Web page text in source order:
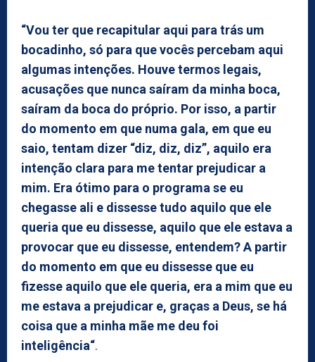
“Vou ter que recapitular aqui para trás um
bocadinho, só para que vocês percebam aqui
algumas intenções. Houve termos legais,
acusações que nunca saíram da minha boca,
saíram da boca do próprio. Por isso, a partir
do momento em que numa gala, em que eu
saio, tentam dizer “diz, diz, diz”, aquilo era
intenção clara para me tentar prejudicar a
mim. Era ótimo para o programa se eu
chegasse ali e dissesse tudo aquilo que ele
queria que eu dissesse, aquilo que ele estava a
provocar que eu dissesse, entendem? A partir
do momento em que eu dissesse que eu
fizesse aquilo que ele queria, era a mim que eu
me estava a prejudicar e, graças a Deus, se há
coisa que a minha mãe me deu foi
inteligência“.